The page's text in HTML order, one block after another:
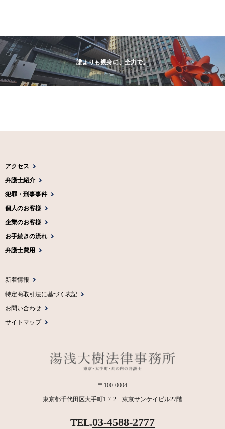
誰よりも親身に、全力で。
アクセス
弁護士紹介
犯罪・刑事事件
個人のお客様
企業のお客様
お手続きの流れ
弁護士費用
新着情報
特定商取引法に基づく表記
お問い合わせ
サイトマップ
〒100-0004
東京都千代田区大手町1-7-2 東京サンケイビル27階
TEL.03-4588-2777